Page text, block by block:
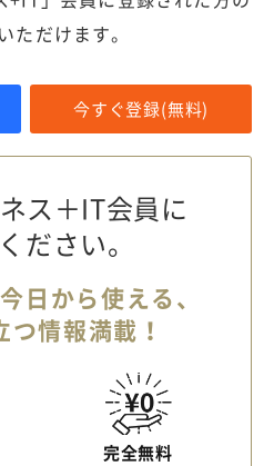
ただけます。
今すぐ登録(無料)
ス＋IT会員に
ださい。
日から使える、
情報満載！
完全無料